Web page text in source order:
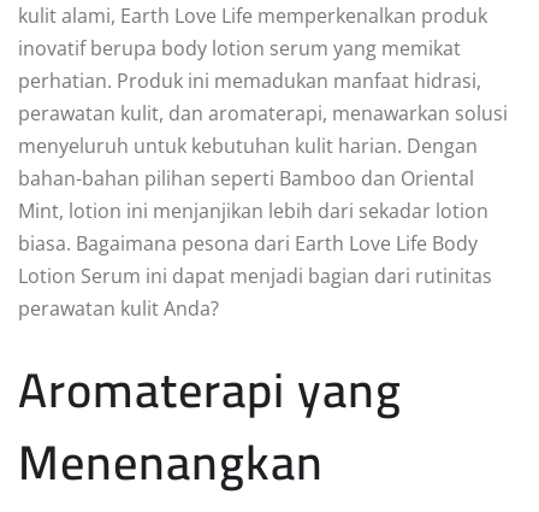
kulit alami, Earth Love Life memperkenalkan produk
inovatif berupa body lotion serum yang memikat
perhatian. Produk ini memadukan manfaat hidrasi,
perawatan kulit, dan aromaterapi, menawarkan solusi
menyeluruh untuk kebutuhan kulit harian. Dengan
bahan-bahan pilihan seperti Bamboo dan Oriental
Mint, lotion ini menjanjikan lebih dari sekadar lotion
biasa. Bagaimana pesona dari Earth Love Life Body
Lotion Serum ini dapat menjadi bagian dari rutinitas
perawatan kulit Anda?
Aromaterapi yang
Menenangkan